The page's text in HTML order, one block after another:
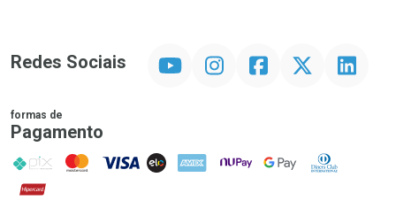
Redes Sociais InstagramFacebookTwitter Linkedin
formas de
Pagamento
PIX MasterCard
VISA ELO AMEX NuPay Google PayDiners Club
Hipercard